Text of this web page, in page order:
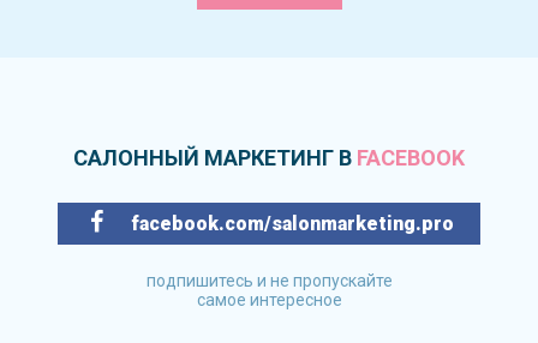
САЛОННЫЙ МАРКЕТИНГ В FACEBOOK
facebook.com/salonmarketing.pro
подпишитесь и не пропускайте
самое интересное